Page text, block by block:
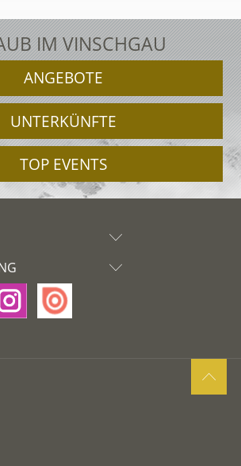
IM VINSCHGAU
ANGEBOTE
UNTERKÜNFTE
TOP EVENTS